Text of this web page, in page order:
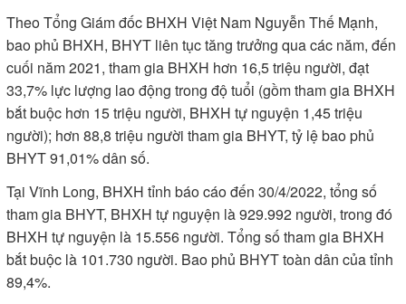
Theo Tổng Giám đốc BHXH Việt Nam Nguyễn Thế Mạnh,
bao phủ BHXH, BHYT liên tục tăng trưởng qua các năm, đến
cuối năm 2021, tham gia BHXH hơn 16,5 triệu người, đạt
33,7% lực lượng lao động trong độ tuổi (gồm tham gia BHXH
bắt buộc hơn 15 triệu người, BHXH tự nguyện 1,45 triệu
người); hơn 88,8 triệu người tham gia BHYT, tỷ lệ bao phủ
BHYT 91,01% dân số.
Tại Vĩnh Long, BHXH tỉnh báo cáo đến 30/4/2022, tổng số
tham gia BHYT, BHXH tự nguyện là 929.992 người, trong đó
BHXH tự nguyện là 15.556 người. Tổng số tham gia BHXH
bắt buộc là 101.730 người. Bao phủ BHYT toàn dân của tỉnh
89,4%.